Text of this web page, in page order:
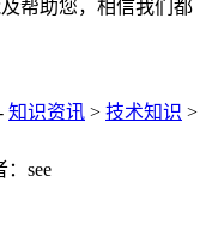
帮助您，相信我们都
知识资讯 > 技术知识 >
：see